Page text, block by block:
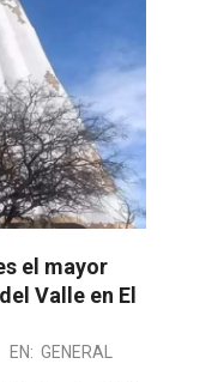
el mayor
Valle en El
EN: GENERAL